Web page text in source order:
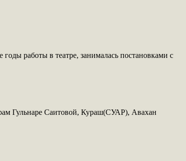
работы в театре, занималась постановками с
Гульнаре Саитовой, Кураш(СУАР), Авахан